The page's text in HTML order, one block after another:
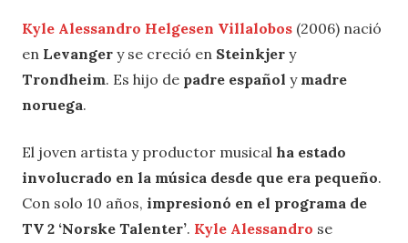
Kyle Alessandro Helgesen Villalobos (2006) nació
en Levanger y se creció en Steinkjer y
Trondheim. Es hijo de padre español y madre
noruega.
El joven artista y productor musical ha estado
involucrado en la música desde que era pequeño.
Con solo 10 años, impresionó en el programa de
TV 2 ‘Norske Talenter’. Kyle Alessandro se